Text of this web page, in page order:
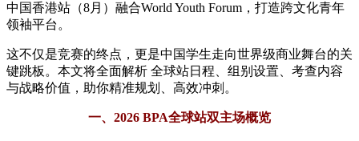
中国香港站（8月）融合World Youth Forum，打造跨文化青年
领袖平台。
这不仅是竞赛的终点，更是中国学生走向世界级商业舞台的关
键跳板。本文将全面解析 全球站日程、组别设置、考查内容
与战略价值，助你精准规划、高效冲刺。
一、2026 BPA全球站双主场概览